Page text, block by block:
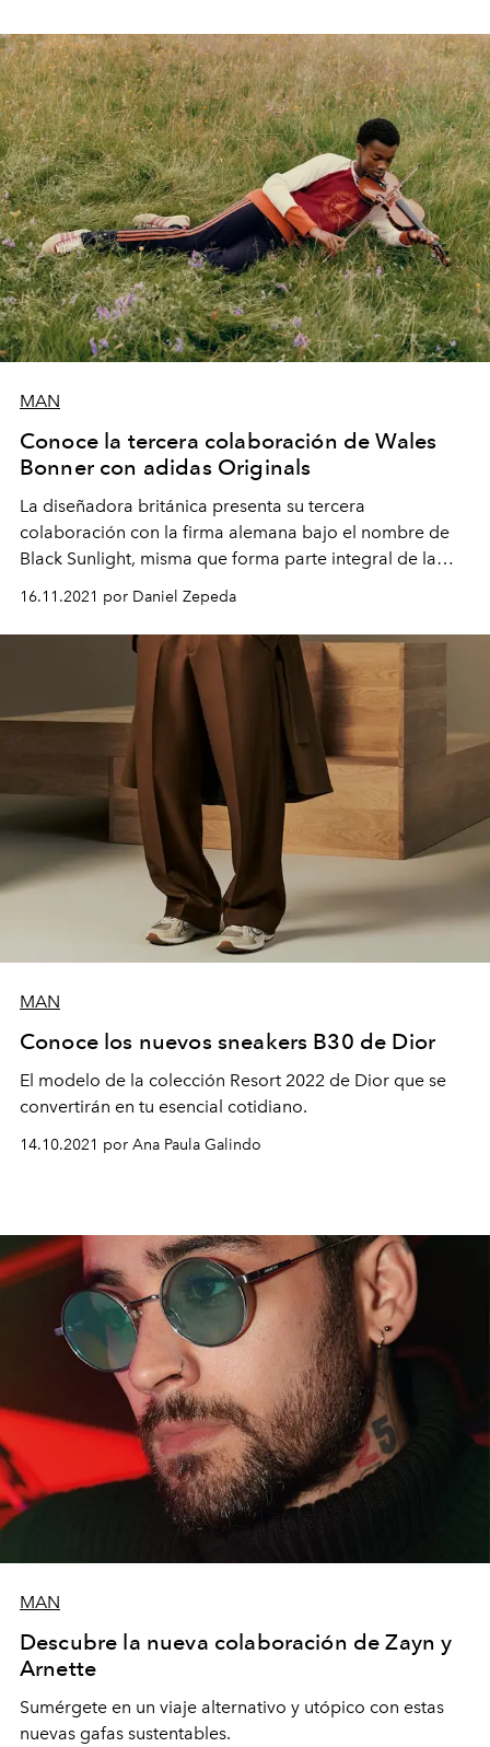
MAN
Conoce la tercera colaboración de Wales
Bonner con adidas Originals
La diseñadora británica presenta su tercera
colaboración con la firma alemana bajo el nombre de
Black Sunlight, misma que forma parte integral de la
16.11.2021 por Daniel Zepeda
MAN
Conoce los nuevos sneakers B30 de Dior
El modelo de la colección Resort 2022 de Dior que se
convertirán en tu esencial cotidiano.
14.10.2021 por Ana Paula Galindo
MAN
Descubre la nueva colaboración de Zayn y
Arnette
Sumérgete en un viaje alternativo y utópico con estas
nuevas gafas sustentables.